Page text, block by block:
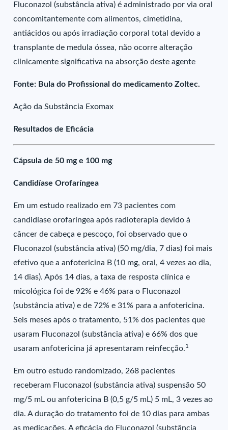
Fluconazol (substância ativa) é administrado por via oral
concomitantemente com alimentos, cimetidina,
antiácidos ou após irradiação corporal total devido a
transplante de medula óssea, não ocorre alteração
clinicamente significativa na absorção deste agente
Fonte: Bula do Profissional do medicamento Zoltec.
Ação da Substância Exomax
Resultados de Eficácia
Cápsula de 50 mg e 100 mg
Candidíase Orofaríngea
Em um estudo realizado em 73 pacientes com
candidíase orofaríngea após radioterapia devido à
câncer de cabeça e pescoço, foi observado que o
Fluconazol (substância ativa) (50 mg/dia, 7 dias) foi mais
efetivo que a anfotericina B (10 mg, oral, 4 vezes ao dia,
14 dias). Após 14 dias, a taxa de resposta clínica e
micológica foi de 92% e 46% para o Fluconazol
(substância ativa) e de 72% e 31% para a anfotericina.
Seis meses após o tratamento, 51% dos pacientes que
usaram Fluconazol (substância ativa) e 66% dos que
usaram anfotericina já apresentaram reinfecção.1
Em outro estudo randomizado, 268 pacientes
receberam Fluconazol (substância ativa) suspensão 50
mg/5 mL ou anfotericina B (0,5 g/5 mL) 5 mL, 3 vezes ao
dia. A duração do tratamento foi de 10 dias para ambas
as medicações. A eficácia do Fluconazol (substância